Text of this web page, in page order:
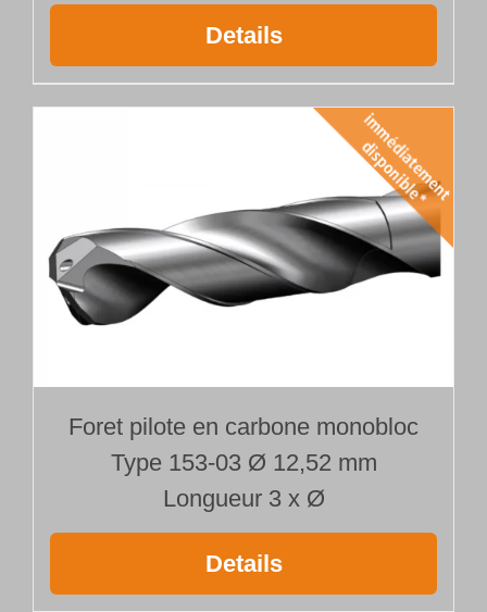
Details
Foret pilote en carbone monobloc
Type 153-03 Ø 12,52 mm
Longueur 3 x Ø
Details